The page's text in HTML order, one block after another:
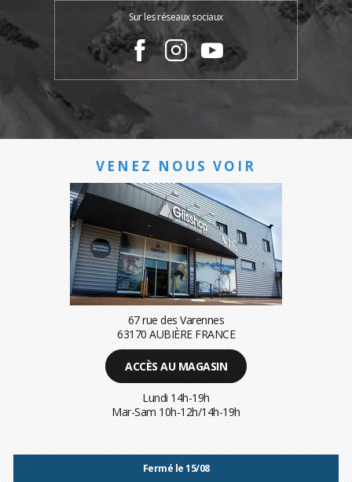
Sur les réseaux sociaux
VENEZ NOUS VOIR
67 rue des Varennes
63170 AUBIÈRE FRANCE
ACCÈS AU MAGASIN
Lundi 14h-19h
Mar-Sam 10h-12h/14h-19h
Fermé le 15/08